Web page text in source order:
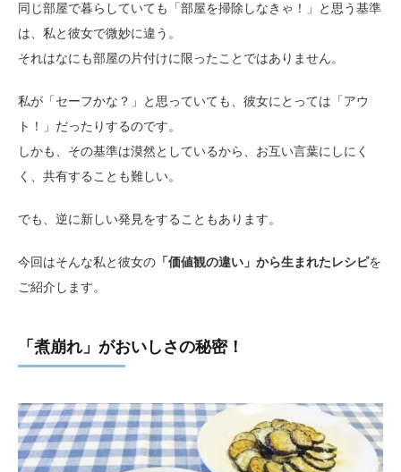
同じ部屋で暮らしていても「部屋を掃除しなきゃ！」と思う基準
は、私と彼女で微妙に違う。
それはなにも部屋の片付けに限ったことではありません。
私が「セーフかな？」と思っていても、彼女にとっては「アウ
ト！」だったりするのです。
しかも、その基準は漠然としているから、お互い言葉にしにく
く、共有することも難しい。
でも、逆に新しい発見をすることもあります。
今回はそんな私と彼女の 「価値観の違い」から生まれたレシピを
ご紹介します。
「煮崩れ」がおいしさの秘密！